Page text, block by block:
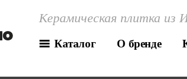
Керамическая плитка из
Каталог О бренде